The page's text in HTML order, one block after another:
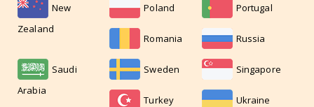
New
Zealand
Poland Portugal
Romania Russia
Saudi
Arabia
Sweden Singapore
Turkey Ukraine